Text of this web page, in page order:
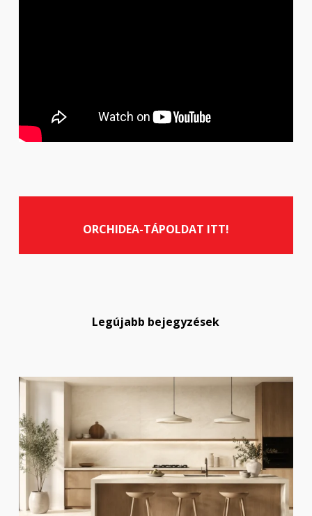
ORCHIDEA-TÁPOLDAT ITT!
Legújabb bejegyzések